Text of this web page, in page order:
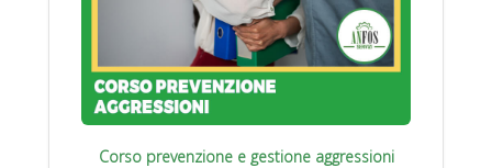
Corso prevenzione e gestione aggressioni